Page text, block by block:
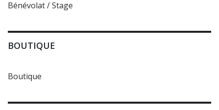
Bénévolat / Stage
BOUTIQUE
Boutique